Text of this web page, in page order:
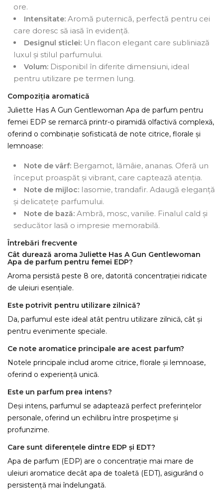
ore.
Intensitate: Aromă puternică, perfectă pentru cei
care doresc să iasă în evidență.
Designul sticlei: Un flacon elegant care subliniază
luxul și stilul parfumului.
Volum: Disponibil în diferite dimensiuni, ideal
pentru utilizare pe termen lung.
Compoziția aromatică
Juliette Has A Gun Gentlewoman Apa de parfum pentru
femei EDP se remarcă printr-o piramidă olfactivă complexă,
oferind o combinație sofisticată de note citrice, florale și
lemnoase:
Note de vârf: Bergamot, lămâie, ananas. Oferă un
început proaspăt și vibrant, care captează atenția.
Note de mijloc: Iasomie, trandafir. Adaugă eleganță
și delicatețe parfumului.
Note de bază: Ambră, mosc, vanilie. Finalul cald și
seducător lasă o impresie memorabilă.
Întrebări frecvente
Cât durează aroma Juliette Has A Gun Gentlewoman
Apa de parfum pentru femei EDP?
Aroma persistă peste 8 ore, datorită concentrației ridicate
de uleiuri esențiale.
Este potrivit pentru utilizare zilnică?
Da, parfumul este ideal atât pentru utilizare zilnică, cât și
pentru evenimente speciale.
Ce note aromatice principale are acest parfum?
Notele principale includ arome citrice, florale și lemnoase,
oferind o experiență unică.
Este un parfum prea intens?
Deși intens, parfumul se adaptează perfect preferințelor
personale, oferind un echilibru între prospețime și
profunzime.
Care sunt diferențele dintre EDP și EDT?
Apa de parfum (EDP) are o concentrație mai mare de
uleiuri aromatice decât apa de toaletă (EDT), asigurând o
persistență mai îndelungată.